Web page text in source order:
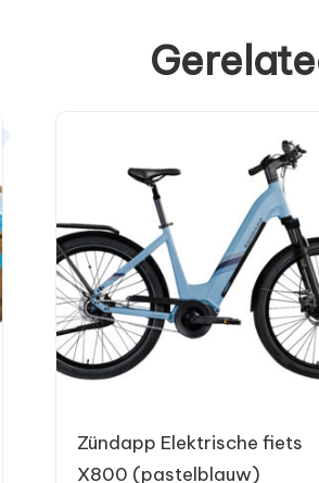
Zündapp Elektrische fiets
X800 (pastelblauw)